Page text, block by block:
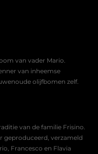
van vader Mario.
van inheemse
olijfbomen zelf.
van de familie Frisino.
geproduceerd, verzameld
Francesco en Flavia